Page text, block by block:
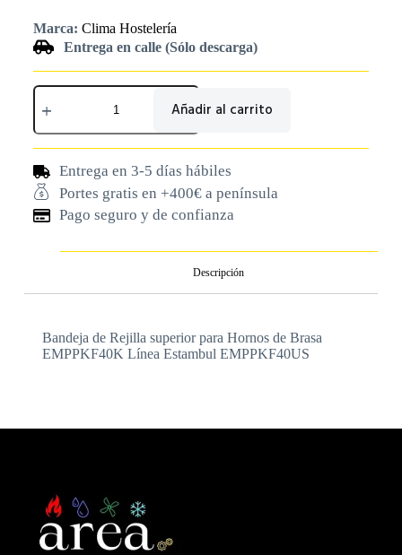
Marca: Clima Hostelería
Entrega en calle (Sólo descarga)
Añadir al carrito
Entrega en 3-5 días hábiles
Portes gratis en +400€ a península
Pago seguro y de confianza
Descripción
Bandeja de Rejilla superior para Hornos de Brasa
EMPPKF40K Línea Estambul EMPPKF40US